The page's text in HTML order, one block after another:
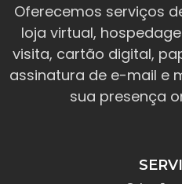
Oferecemos serviços
loja virtual,
visita, cartão digital,
assinatura de e-mail e
sua presença